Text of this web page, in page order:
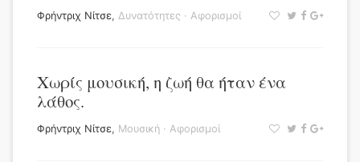
Φρήντριχ Νίτσε, Δυνατότητες · Αφορισμοί
Χωρίς μουσική, η ζωή θα ήταν ένα
λάθος.
Φρήντριχ Νίτσε, Μουσική · Αφορισμοί